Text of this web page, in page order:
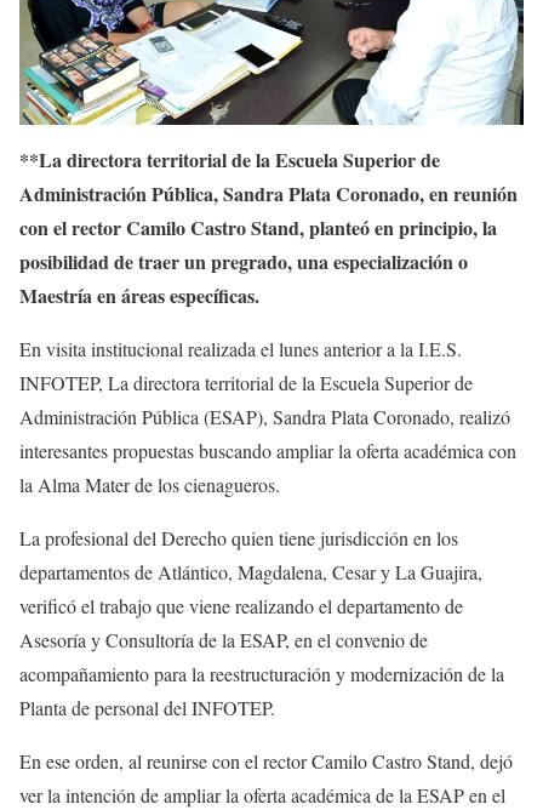
**La directora territorial de la Escuela Superior de
Administración Pública, Sandra Plata Coronado, en reunión
con el rector Camilo Castro Stand, planteó en principio, la
posibilidad de traer un pregrado, una especialización o
Maestría en áreas específicas.
En visita institucional realizada el lunes anterior a la I.E.S.
INFOTEP, La directora territorial de la Escuela Superior de
Administración Pública (ESAP), Sandra Plata Coronado, realizó
interesantes propuestas buscando ampliar la oferta académica con
la Alma Mater de los cienagueros.
La profesional del Derecho quien tiene jurisdicción en los
departamentos de Atlántico, Magdalena, Cesar y La Guajira,
verificó el trabajo que viene realizando el departamento de
Asesoría y Consultoría de la ESAP, en el convenio de
acompañamiento para la reestructuración y modernización de la
Planta de personal del INFOTEP.
En ese orden, al reunirse con el rector Camilo Castro Stand, dejó
ver la intención de ampliar la oferta académica de la ESAP en el